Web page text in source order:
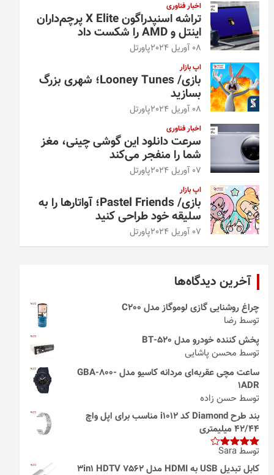
اخبار فناوری
تراشه اسنپدراگون X Elite پرچم‌داران
اینتل و AMD را شکست داد
08 آوریل 2024 پاورتل
اپ بازار
بازی/ Looney Tunes؛ شهری بزرگ
بسازید
08 آوریل 2024 پاورتل
اخبار فناوری
سرعت دانلود این گوشی چینی، مغز
شما را منفجر می‌کند
07 آوریل 2024 پاورتل
اپ بازار
بازی/ Pastel Friends؛ آواتارها را به
سلیقه خود طراحی کنید
07 آوریل 2024 پاورتل
آخرین دیدگاه‌ها
چراغ روشنایی گازی لوموگاز مدل C200
توسط رضا
پخش کننده خودرو مدل 520-BT
توسط محسن پاشایی
ساعت مچی عقربه‌ای مردانه کاسیو مدل GBA-800-
1ADR
توسط حسن زاده
بند طرح Diamond کد i1012 مناسب برای اپل واچ
42/44 میلیمتری
امتیاز4
از 5
توسط Sara
کابل تبدیل USB به HDMI مدل 3in1 HDTV 7562